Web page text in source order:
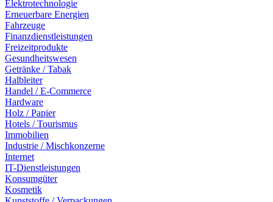
Elektrotechnologie
Erneuerbare Energien
Fahrzeuge
Finanzdienstleistungen
Freizeitprodukte
Gesundheitswesen
Getränke / Tabak
Halbleiter
Handel / E-Commerce
Hardware
Holz / Papier
Hotels / Tourismus
Immobilien
Industrie / Mischkonzerne
Internet
IT-Dienstleistungen
Konsumgüter
Kosmetik